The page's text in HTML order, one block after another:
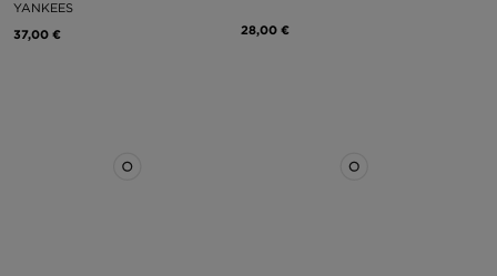
YANKEES
37,00 €
28,00 €